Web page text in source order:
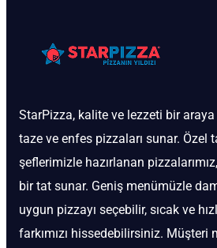
StarPizza, kalite ve lezzeti bir
taze ve enfes pizzaları sunar. Özel
şeflerimizle hazırlanan
bir tat sunar. Geniş menümüzle
uygun pizzayı seçebilir, sıcak ve
farkımızı hissedebilirsiniz. Müşteri